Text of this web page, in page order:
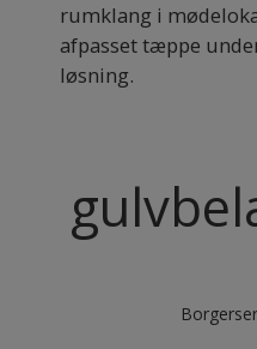
rumklang i
afpasset tæppe
løsning.